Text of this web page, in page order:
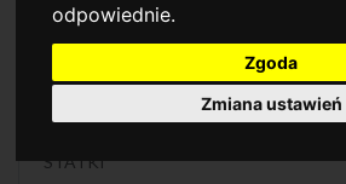
odpowiednie.
Zgoda
Zmiana ustawień
KARUZELE
ZESTAWY KOMBI
ZAMKI
STATKI